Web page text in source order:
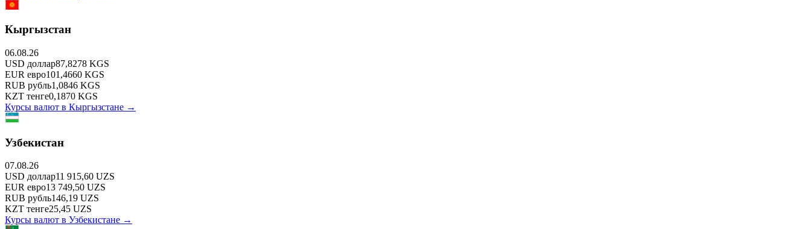
Кыргызстан
06.08.26
USD доллар87,8278 KGS
EUR евро101,4660 KGS
RUB рубль1,0846 KGS
KZT тенге0,1870 KGS
Курсы валют в Кыргызстане →
Узбекистан
07.08.26
USD доллар11 915,60 UZS
EUR евро13 749,50 UZS
RUB рубль146,19 UZS
KZT тенге25,45 UZS
Курсы валют в Узбекистане →